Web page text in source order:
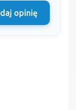
opinię